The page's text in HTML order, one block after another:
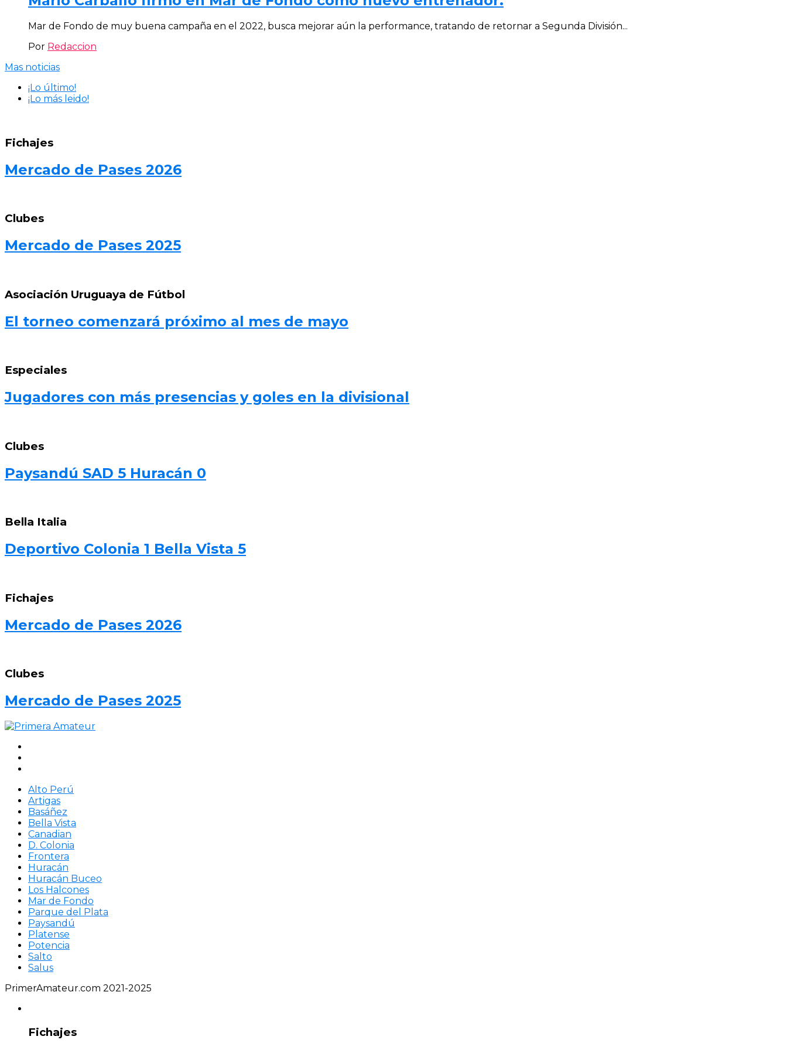
Mar de Fondo de muy buena campaña en el 2022, busca mejorar aún la performance, tratando de retornar a Segunda División...
Por Redaccion
Mas noticias
¡Lo último!
¡Lo más leido!
Fichajes
Mercado de Pases 2026
Clubes
Mercado de Pases 2025
Asociación Uruguaya de Fútbol
El torneo comenzará próximo al mes de mayo
Especiales
Jugadores con más presencias y goles en la divisional
Clubes
Paysandú SAD 5 Huracán 0
Bella Italia
Deportivo Colonia 1 Bella Vista 5
Fichajes
Mercado de Pases 2026
Clubes
Mercado de Pases 2025
Alto Perú
Artigas
Basáñez
Bella Vista
Canadian
D. Colonia
Frontera
Huracán
Huracán Buceo
Los Halcones
Mar de Fondo
Parque del Plata
Paysandú
Platense
Potencia
Salto
Salus
PrimerAmateur.com 2021-2025
Fichajes